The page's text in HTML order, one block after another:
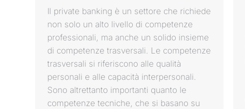
Il private banking è un settore che richiede
non solo un alto livello di competenze
professionali, ma anche un solido insieme
di competenze trasversali. Le competenze
trasversali si riferiscono alle qualità
personali e alle capacità interpersonali.
Sono altrettanto importanti quanto le
competenze tecniche, che si basano su